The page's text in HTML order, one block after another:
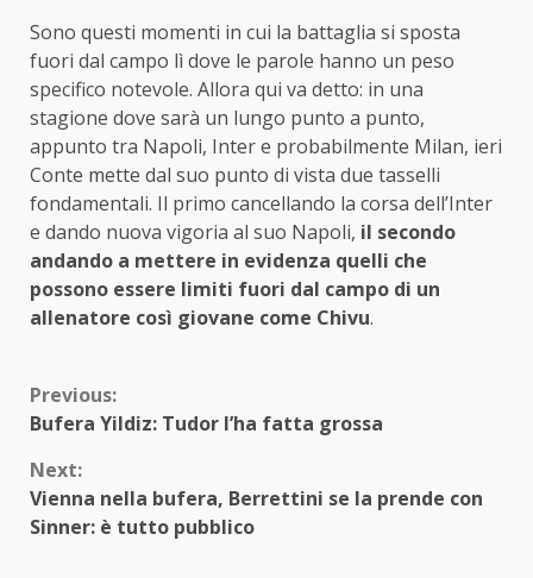
Sono questi momenti in cui la battaglia si sposta
fuori dal campo lì dove le parole hanno un peso
specifico notevole. Allora qui va detto: in una
stagione dove sarà un lungo punto a punto,
appunto tra Napoli, Inter e probabilmente Milan, ieri
Conte mette dal suo punto di vista due tasselli
fondamentali. Il primo cancellando la corsa dell’Inter
e dando nuova vigoria al suo Napoli, il secondo
andando a mettere in evidenza quelli che
possono essere limiti fuori dal campo di un
allenatore così giovane come Chivu.
Continue
Previous:
Bufera Yildiz: Tudor l’ha fatta grossa
Next:
Vienna nella bufera, Berrettini se la prende con
Sinner: è tutto pubblico